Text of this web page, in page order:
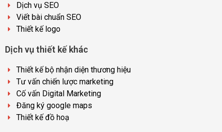
Dịch vụ SEO
Viết bài chuẩn SEO
Thiết kế logo
Dịch vụ thiết kế khác
Thiết kế bộ nhận diện thương hiệu
Tư vấn chiến lược marketing
Cố vấn Digital Marketing
Đăng ký google maps
Thiết kế đồ hoạ